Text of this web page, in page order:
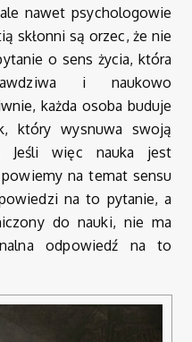
nawet psychologowie
skłonni są orzec, że nie
o sens życia, która
i naukowo
każda osoba buduje
który wysnuwa swoją
Jeśli więc nauka jest
na temat sensu
na to pytanie, a
do nauki, nie ma
odpowiedź na to